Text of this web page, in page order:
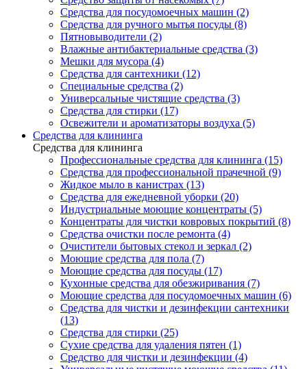
Средства для посудомоечных машин (2)
Средства для ручного мытья посуды (8)
Пятновыводители (2)
Влажные антибактериальные средства (3)
Мешки для мусора (4)
Средства для сантехники (12)
Специальные средства (2)
Универсальные чистящие средства (3)
Средства для стирки (17)
Освежители и ароматизаторы воздуха (5)
Средства для клининга
Средства для клининга
Профессиональные средства для клининга (15)
Средства для профессиональной прачечной (9)
Жидкое мыло в канистрах (13)
Средства для ежедневной уборки (20)
Индустриальные моющие концентраты (5)
Концентраты для чистки ковровых покрытий (8)
Средства очистки после ремонта (4)
Очистители бытовых стекол и зеркал (2)
Моющие средства для пола (7)
Моющие средства для посуды (17)
Кухонные средства для обезжиривания (7)
Моющие средства для посудомоечных машин (6)
Средства для чистки и дезинфекции сантехники
(13)
Средства для стирки (25)
Сухие средства для удаления пятен (1)
Средство для чистки и дезинфекции (4)